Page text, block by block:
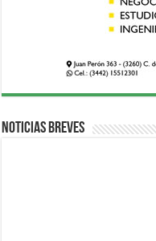
Noticias breves